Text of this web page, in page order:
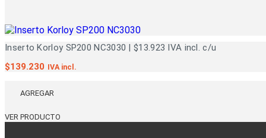
Inserto Korloy SP200 NC3030 | $13.923 IVA incl. c/u
$139.230 IVA incl.
AGREGAR
VER PRODUCTO